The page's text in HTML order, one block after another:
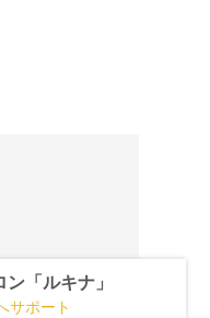
「ルキナ」
サポート